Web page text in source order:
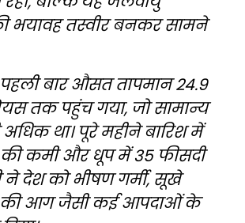
भयावह तस्वीर बनकर सामने
पहली बार औसत तापमान 24.9
तक पहुंच गया, जो सामान्य
अधिक था। पूरे महीने बारिश में
की कमी और धूप में 35 फीसदी
ने देश को भीषण गर्मी, सूखे
आग जैसी कई आपदाओं के